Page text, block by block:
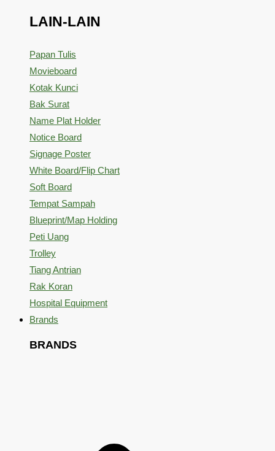
LAIN-LAIN
Papan Tulis
Movieboard
Kotak Kunci
Bak Surat
Name Plat Holder
Notice Board
Signage Poster
White Board/Flip Chart
Soft Board
Tempat Sampah
Blueprint/Map Holding
Peti Uang
Trolley
Tiang Antrian
Rak Koran
Hospital Equipment
Brands
BRANDS